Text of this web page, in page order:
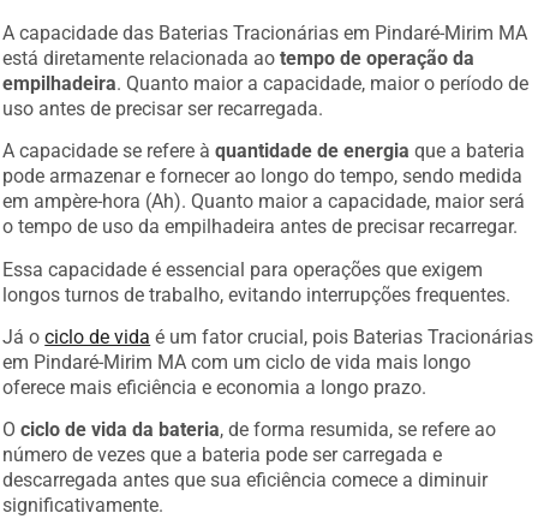
A capacidade das Baterias Tracionárias em Pindaré-Mirim MA
está diretamente relacionada aotempo de operação da
empilhadeira. Quanto maior a capacidade, maior o período de
uso antes de precisar ser recarregada.
A capacidade se refere àquantidade de energia que a bateria
pode armazenar e fornecer ao longo do tempo, sendo medida
em ampère-hora (Ah). Quanto maior a capacidade, maior será
o tempo de uso da empilhadeira antes de precisar recarregar.
Essa capacidade é essencial para operações que exigem
longos turnos de trabalho, evitando interrupções frequentes.
Já ociclo de vida é um fator crucial, pois Baterias Tracionárias
em Pindaré-Mirim MA com um ciclo de vida mais longo
oferece mais eficiência e economia a longo prazo.
Ociclo de vida da bateria, de forma resumida, se refere ao
número de vezes que a bateria pode ser carregada e
descarregada antes que sua eficiência comece a diminuir
significativamente.